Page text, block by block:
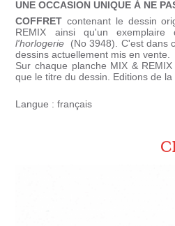
UNE OCCASION UNIQUE À NE
COFFRET contenant le dessin
REMIX ainsi qu'un
l'horlogerie (No 3948). C'est dans
dessins actuellement mis en vente.
Sur chaque planche MIX &
que le titre du dessin. Editions de la
Langue : français